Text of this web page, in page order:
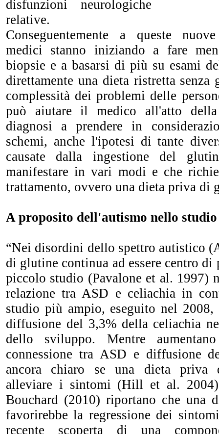
disfunzioni neurologiche
relative.
Conseguentemente a queste
medici stanno iniziando a fare
biopsie e a basarsi di più su esami
direttamente una dieta ristretta senza
complessità dei problemi delle
può aiutare il medico all'atto
diagnosi a prendere in
schemi, anche l'ipotesi di tante
causate dalla ingestione del
manifestare in vari modi e che
trattamento, ovvero una dieta priva di
A proposito dell'autismo nello
“Nei disordini dello spettro autistico
di glutine continua ad essere centro
piccolo studio (Pavalone et al. 1997)
relazione tra ASD e celiachia in
studio più ampio, eseguito nel
diffusione del 3,3% della celiachia
dello sviluppo. Mentre
connessione tra ASD e diffusione
ancora chiaro se una dieta priva
alleviare i sintomi (Hill et al. 2004)
Bouchard (2010) riportano che una
favorirebbe la regressione dei
recente scoperta di una